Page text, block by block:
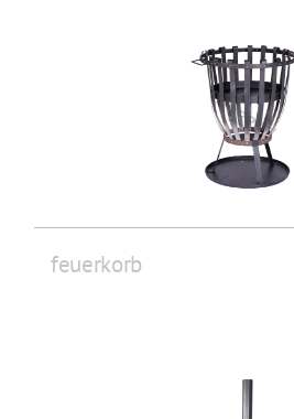
feuerkorb